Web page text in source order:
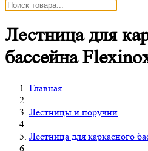
Лестница для
бассейна
Главная
Лестницы и поручни
Лестница для каркасного